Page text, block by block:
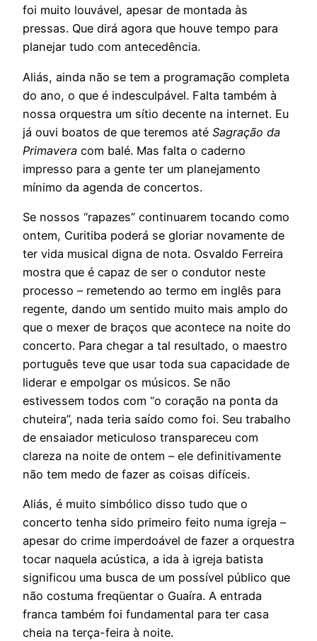
foi muito louvável, apesar de montada às
pressas. Que dirá agora que houve tempo para
planejar tudo com antecedência.
Aliás, ainda não se tem a programação completa
do ano, o que é indesculpável. Falta também à
nossa orquestra um sítio decente na internet. Eu
já ouvi boatos de que teremos até Sagração da
Primavera com balé. Mas falta o caderno
impresso para a gente ter um planejamento
mínimo da agenda de concertos.
Se nossos “rapazes” continuarem tocando como
ontem, Curitiba poderá se gloriar novamente de
ter vida musical digna de nota. Osvaldo Ferreira
mostra que é capaz de ser o condutor neste
processo – remetendo ao termo em inglês para
regente, dando um sentido muito mais amplo do
que o mexer de braços que acontece na noite do
concerto. Para chegar a tal resultado, o maestro
português teve que usar toda sua capacidade de
liderar e empolgar os músicos. Se não
estivessem todos com “o coração na ponta da
chuteira”, nada teria saído como foi. Seu trabalho
de ensaiador meticuloso transpareceu com
clareza na noite de ontem – ele definitivamente
não tem medo de fazer as coisas difíceis.
Aliás, é muito simbólico disso tudo que o
concerto tenha sido primeiro feito numa igreja –
apesar do crime imperdoável de fazer a orquestra
tocar naquela acústica, a ida à igreja batista
significou uma busca de um possível público que
não costuma freqüentar o Guaíra. A entrada
franca também foi fundamental para ter casa
cheia na terça-feira à noite.